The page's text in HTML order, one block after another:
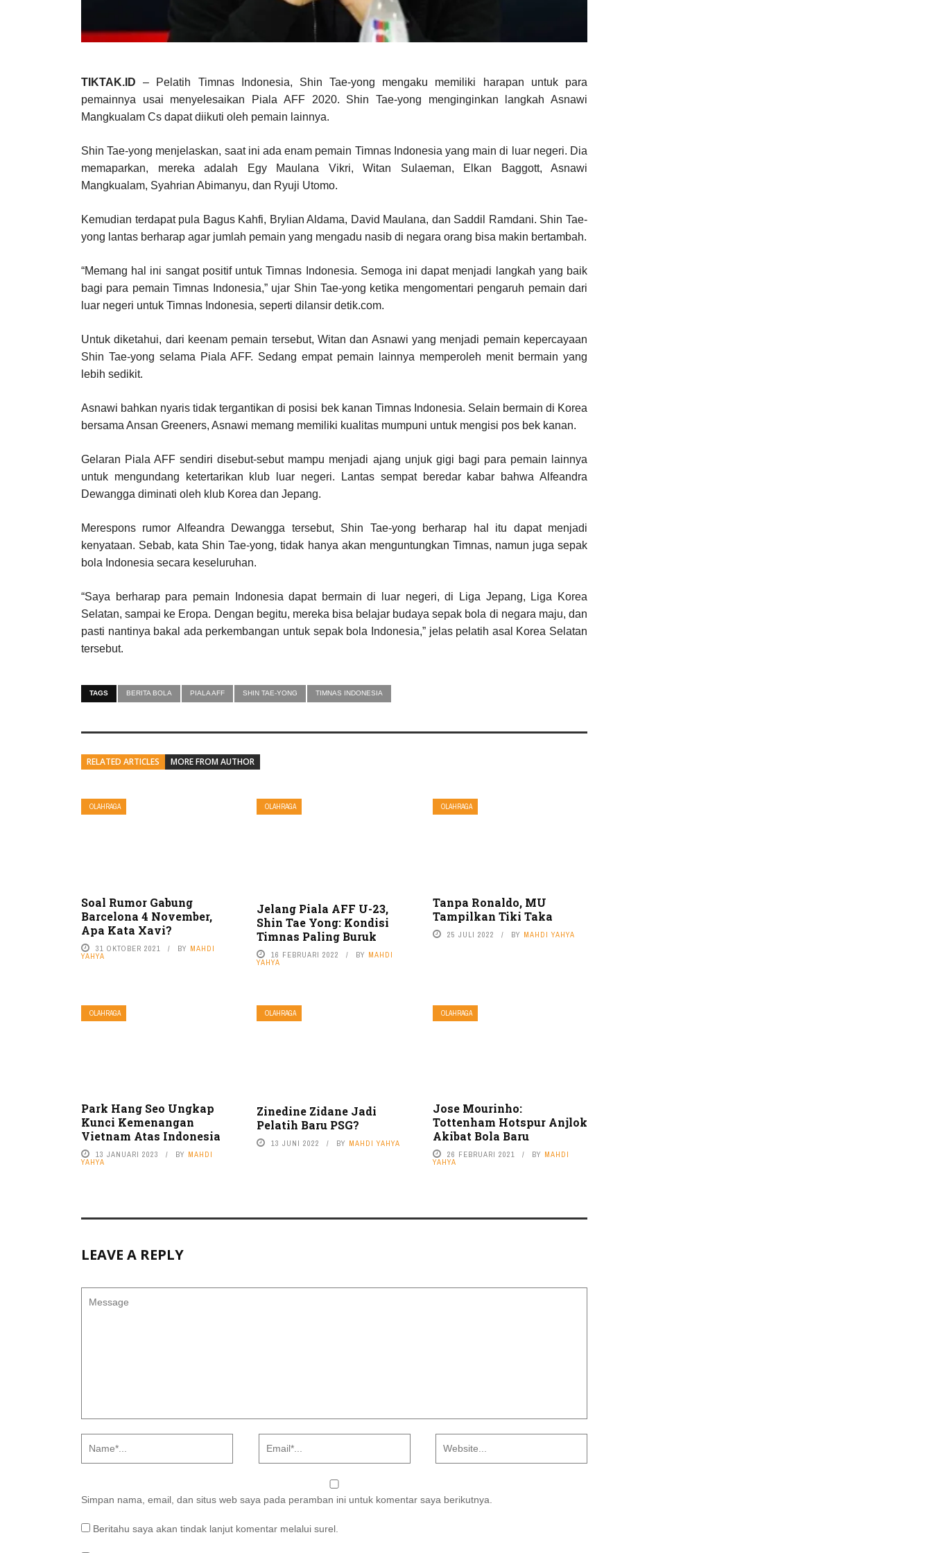
TIKTAK.ID – Pelatih Timnas Indonesia, Shin Tae-yong mengaku memiliki harapan untuk para
pemainnya usai menyelesaikan Piala AFF 2020. Shin Tae-yong menginginkan langkah Asnawi
Mangkualam Cs dapat diikuti oleh pemain lainnya.
Shin Tae-yong menjelaskan, saat ini ada enam pemain Timnas Indonesia yang main di luar negeri. Dia
memaparkan, mereka adalah Egy Maulana Vikri, Witan Sulaeman, Elkan Baggott, Asnawi
Mangkualam, Syahrian Abimanyu, dan Ryuji Utomo.
Kemudian terdapat pula Bagus Kahfi, Brylian Aldama, David Maulana, dan Saddil Ramdani. Shin Tae-
yong lantas berharap agar jumlah pemain yang mengadu nasib di negara orang bisa makin bertambah.
“Memang hal ini sangat positif untuk Timnas Indonesia. Semoga ini dapat menjadi langkah yang baik
bagi para pemain Timnas Indonesia,” ujar Shin Tae-yong ketika mengomentari pengaruh pemain dari
luar negeri untuk Timnas Indonesia, seperti dilansir detik.com.
Untuk diketahui, dari keenam pemain tersebut, Witan dan Asnawi yang menjadi pemain kepercayaan
Shin Tae-yong selama Piala AFF. Sedang empat pemain lainnya memperoleh menit bermain yang
lebih sedikit.
Asnawi bahkan nyaris tidak tergantikan di posisi bek kanan Timnas Indonesia. Selain bermain di Korea
bersama Ansan Greeners, Asnawi memang memiliki kualitas mumpuni untuk mengisi pos bek kanan.
Gelaran Piala AFF sendiri disebut-sebut mampu menjadi ajang unjuk gigi bagi para pemain lainnya
untuk mengundang ketertarikan klub luar negeri. Lantas sempat beredar kabar bahwa Alfeandra
Dewangga diminati oleh klub Korea dan Jepang.
Merespons rumor Alfeandra Dewangga tersebut, Shin Tae-yong berharap hal itu dapat menjadi
kenyataan. Sebab, kata Shin Tae-yong, tidak hanya akan menguntungkan Timnas, namun juga sepak
bola Indonesia secara keseluruhan.
“Saya berharap para pemain Indonesia dapat bermain di luar negeri, di Liga Jepang, Liga Korea
Selatan, sampai ke Eropa. Dengan begitu, mereka bisa belajar budaya sepak bola di negara maju, dan
pasti nantinya bakal ada perkembangan untuk sepak bola Indonesia,” jelas pelatih asal Korea Selatan
tersebut.
TAGS BERITA BOLA PIALA AFF SHIN TAE-YONG TIMNAS INDONESIA
RELATED ARTICLES MORE FROM AUTHOR
OLAHRAGA
Soal Rumor Gabung
Barcelona 4 November,
Apa Kata Xavi?
31 OKTOBER 2021 BY MAHDI
YAHYA
OLAHRAGA
Jelang Piala AFF U-23,
Shin Tae Yong: Kondisi
Timnas Paling Buruk
16 FEBRUARI 2022 BY MAHDI
YAHYA
OLAHRAGA
Tanpa Ronaldo, MU
Tampilkan Tiki Taka
25 JULI 2022 BY MAHDI YAHYA
OLAHRAGA
Park Hang Seo Ungkap
Kunci Kemenangan
Vietnam Atas Indonesia
13 JANUARI 2023 BY MAHDI
YAHYA
OLAHRAGA
Zinedine Zidane Jadi
Pelatih Baru PSG?
13 JUNI 2022 BY MAHDI YAHYA
OLAHRAGA
Jose Mourinho:
Tottenham Hotspur Anjlok
Akibat Bola Baru
26 FEBRUARI 2021 BY MAHDI
YAHYA
LEAVE A REPLY
Simpan nama, email, dan situs web saya pada peramban ini untuk komentar saya berikutnya.
Beritahu saya akan tindak lanjut komentar melalui surel.